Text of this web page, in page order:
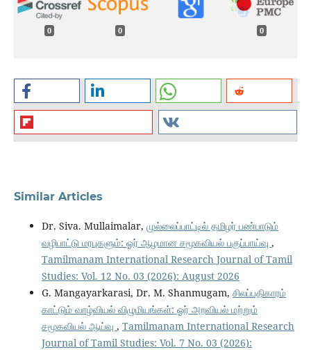
0 0 0
Similar Articles
Dr. Siva. Mullaimalar, முல்லைப்பாட்டில் தமிழர் பண்பாடும்
வழிபாட்டு மரபுகளும்: ஓர் ஆழமான சமூகவியல் பகுப்பாய்வு ,
Tamilmanam International Research Journal of Tamil
Studies: Vol. 12 No. 03 (2026): August 2026
G. Mangayarkarasi, Dr. M. Shanmugam, சிலப்பதிகாரம்
காட்டும் வாழ்வியல் விழுமியங்கள்: ஓர் அறவியல் மற்றும்
சமூகவியல் ஆய்வு , Tamilmanam International Research
Journal of Tamil Studies: Vol. 7 No. 03 (2026):